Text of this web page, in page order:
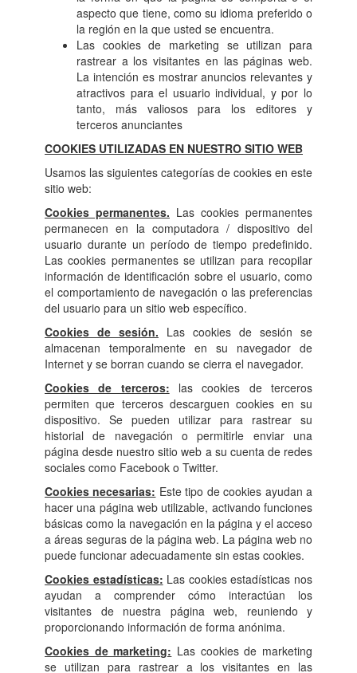
aspecto que tiene, como su idioma preferido o
la región en la que usted se encuentra.
Las cookies de marketing se utilizan para
rastrear a los visitantes en las páginas web.
La intención es mostrar anuncios relevantes y
atractivos para el usuario individual, y por lo
tanto, más valiosos para los editores y
terceros anunciantes
COOKIES UTILIZADAS EN NUESTRO SITIO WEB
Usamos las siguientes categorías de cookies en este
sitio web:
Cookies permanentes. Las cookies permanentes
permanecen en la computadora / dispositivo del
usuario durante un período de tiempo predefinido.
Las cookies permanentes se utilizan para recopilar
información de identificación sobre el usuario, como
el comportamiento de navegación o las preferencias
del usuario para un sitio web específico.
Cookies de sesión. Las cookies de sesión se
almacenan temporalmente en su navegador de
Internet y se borran cuando se cierra el navegador.
Cookies de terceros: las cookies de terceros
permiten que terceros descarguen cookies en su
dispositivo. Se pueden utilizar para rastrear su
historial de navegación o permitirle enviar una
página desde nuestro sitio web a su cuenta de redes
sociales como Facebook o Twitter.
Cookies necesarias: Este tipo de cookies ayudan a
hacer una página web utilizable, activando funciones
básicas como la navegación en la página y el acceso
a áreas seguras de la página web. La página web no
puede funcionar adecuadamente sin estas cookies.
Cookies estadísticas: Las cookies estadísticas nos
ayudan a comprender cómo interactúan los
visitantes de nuestra página web, reuniendo y
proporcionando información de forma anónima.
Cookies de marketing: Las cookies de marketing
se utilizan para rastrear a los visitantes en las